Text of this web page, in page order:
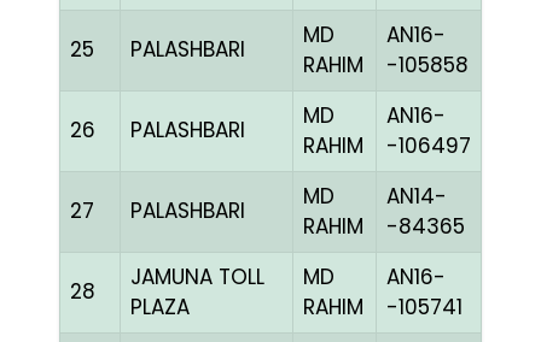
25 PALASHBARI
MD
RAHIM
AN16-
-105858
26 PALASHBARI
MD
RAHIM
AN16-
-106497
27 PALASHBARI
MD
RAHIM
AN14-
-84365
28
JAMUNA TOLL
PLAZA
MD
RAHIM
AN16-
-105741